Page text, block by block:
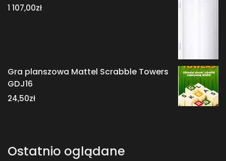
1 107,00zł
Gra planszowa Mattel Scrabble Towers
GDJ16
24,50zł
Ostatnio oglądane